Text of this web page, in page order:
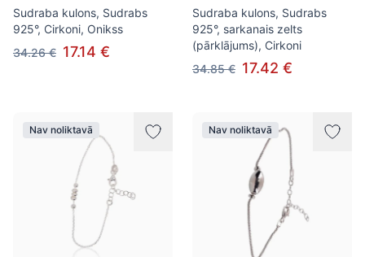
Sudraba kulons, Sudrabs
925°, Cirkoni, Onikss
34.26 € 17.14 €
Sudraba kulons, Sudrabs
925°, sarkanais zelts
(pārklājums), Cirkoni
34.85 € 17.42 €
Nav noliktavā Nav noliktavā